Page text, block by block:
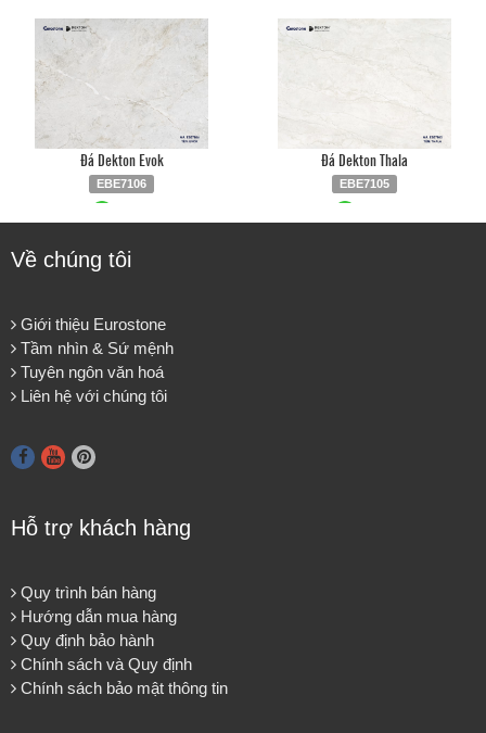
Đá Dekton Evok
EBE7106
Đá Dekton Thala
EBE7105
Về chúng tôi
Giới thiệu Eurostone
Tầm nhìn & Sứ mệnh
Tuyên ngôn văn hoá
Liên hệ với chúng tôi
Hỗ trợ khách hàng
Quy trình bán hàng
Hướng dẫn mua hàng
Quy định bảo hành
Chính sách và Quy định
Chính sách bảo mật thông tin